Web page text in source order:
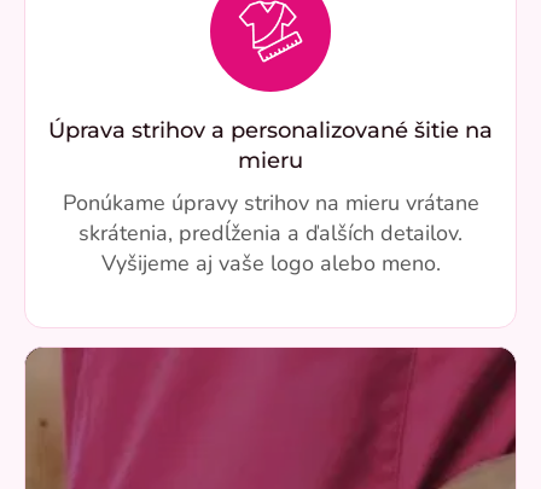
Úprava strihov a personalizované šitie na
mieru
Ponúkame úpravy strihov na mieru vrátane
skrátenia, predĺženia a ďalších detailov.
Vyšijeme aj vaše logo alebo meno.